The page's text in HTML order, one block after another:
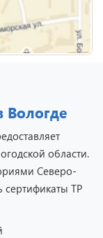
Вологде
области.
Северо-
ТР